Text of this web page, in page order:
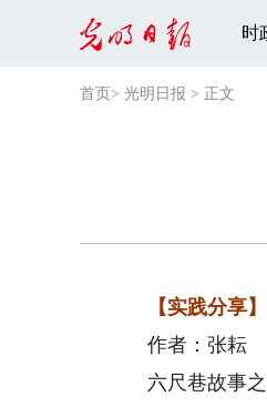
时
首页 > 光明日报 > 正文
【实践分享】
作者：张耘
六尺巷故事之